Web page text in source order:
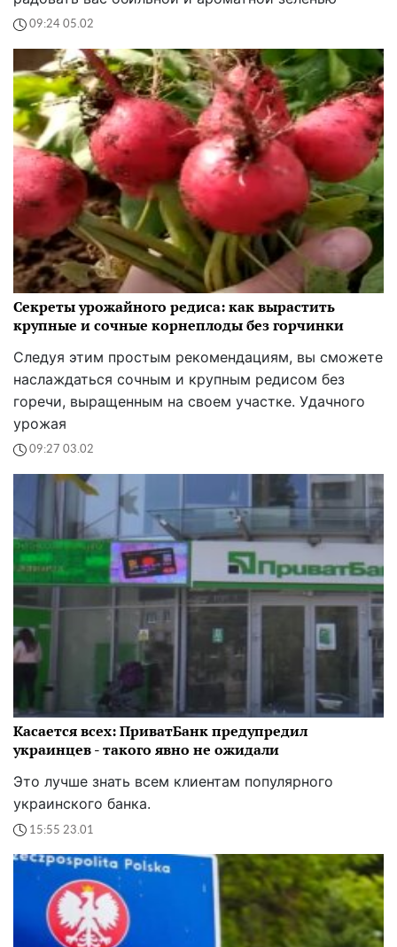
09:24 05.02
Секреты урожайного редиса: как вырастить
крупные и сочные корнеплоды без горчинки
Следуя этим простым рекомендациям, вы сможете
наслаждаться сочным и крупным редисом без
горечи, выращенным на своем участке. Удачного
урожая
09:27 03.02
Касается всех: ПриватБанк предупредил
украинцев - такого явно не ожидали
Это лучше знать всем клиентам популярного
украинского банка.
15:55 23.01